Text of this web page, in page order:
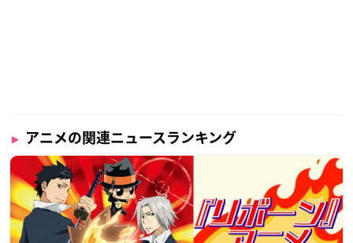
アニメの関連ニュースランキング